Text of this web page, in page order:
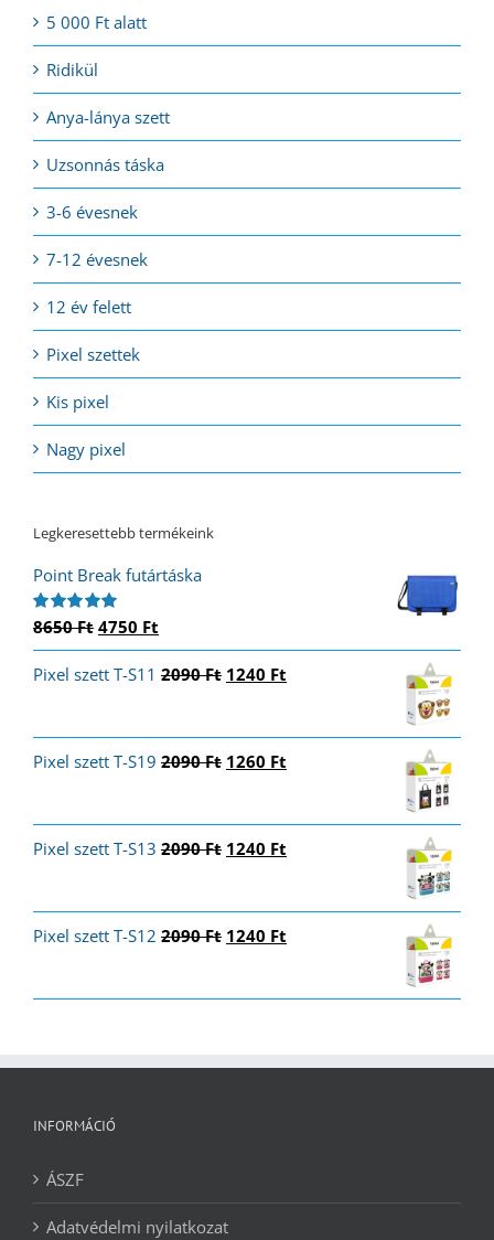
5 000 Ft alatt
Ridikül
Anya-lánya szett
Uzsonnás táska
3-6 évesnek
7-12 évesnek
12 év felett
Pixel szettek
Kis pixel
Nagy pixel
Legkeresettebb termékeink
Point Break futártáska
Értékelés:
8650Ft Original
price
was:
4750 Ft
price
is:
Pixel szett T-S11 2090Ft Original
1240 Ft
Pixel szett T-S19 2090Ft Original
1260 Ft
Pixel szett T-S13 2090Ft Original
1240 Ft
Pixel szett T-S12 2090Ft Original
1240 Ft
INFORMÁCIÓ
ÁSZF
Adatvédelmi nyilatkozat